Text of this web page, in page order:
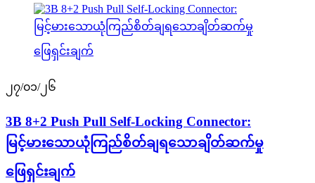
၂၇/၀၁/၂၆
3B 8+2 Push Pull Self-Locking Connector:
မြင့်မားသောယုံကြည်စိတ်ချရသောချိတ်ဆက်မှု
ဖြေရှင်းချက်